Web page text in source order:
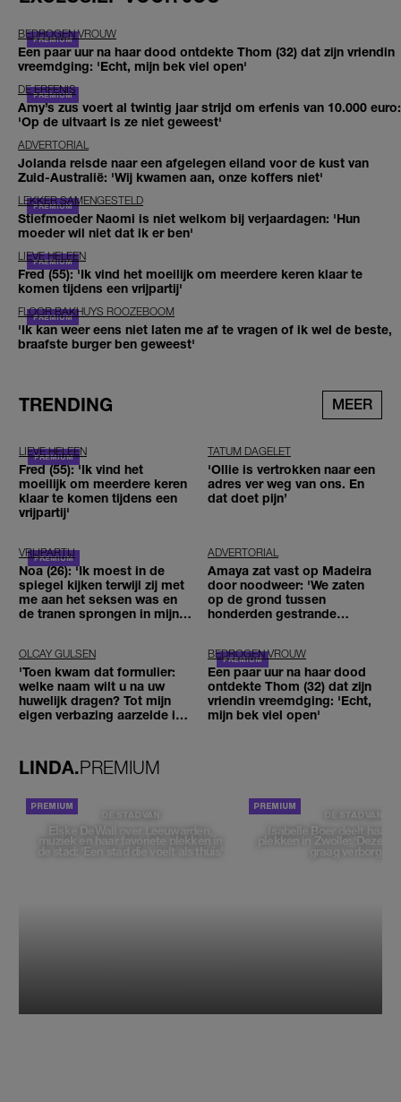
BEDROGEN VROUW
Een paar uur na haar dood ontdekte Thom (32) dat zijn vriendin
vreemdging: 'Echt, mijn bek viel open'
DE ERFENIS
Amy’s zus voert al twintig jaar strijd om erfenis van 10.000 euro:
'Op de uitvaart is ze niet geweest'
ADVERTORIAL
Jolanda reisde naar een afgelegen eiland voor de kust van
Zuid-Australië: 'Wij kwamen aan, onze koffers niet'
LEKKER SAMENGESTELD
Stiefmoeder Naomi is niet welkom bij verjaardagen: 'Hun
moeder wil niet dat ik er ben'
LIEVE HELEEN
Fred (55): 'Ik vind het moeilijk om meerdere keren klaar te
komen tijdens een vrijpartij'
FLOOR BAKHUYS ROOZEBOOM
'Ik kan weer eens niet laten me af te vragen of ik wel de beste,
braafste burger ben geweest'
TRENDING MEER
LIEVE HELEEN
Fred (55): 'Ik vind het
moeilijk om meerdere keren
klaar te komen tijdens een
vrijpartij'
TATUM DAGELET
'Ollie is vertrokken naar een
adres ver weg van ons. En
dat doet pijn’
VRIJPARTIJ
Noa (26): 'Ik moest in de
spiegel kijken terwijl zij met
me aan het seksen was en
de tranen sprongen in mijn
ADVERTORIAL
Amaya zat vast op Madeira
door noodweer: 'We zaten
op de grond tussen
honderden gestrande
OLCAY GULSEN
'Toen kwam dat formulier:
welke naam wilt u na uw
huwelijk dragen? Tot mijn
eigen verbazing aarzelde ik
BEDROGEN VROUW
Een paar uur na haar dood
ontdekte Thom (32) dat zijn
vriendin vreemdging: 'Echt,
mijn bek viel open'
LINDA.PREMIUM
DE STAD VAN
Elske DeWall over Leeuwarden,
muziek en haar favoriete plekken in
de stad: 'Een stad die voelt als thuis'
DE STAD VAN
Isabelle Boer deelt haar
plekken in Zwolle: 'Deze
graag verborgen'